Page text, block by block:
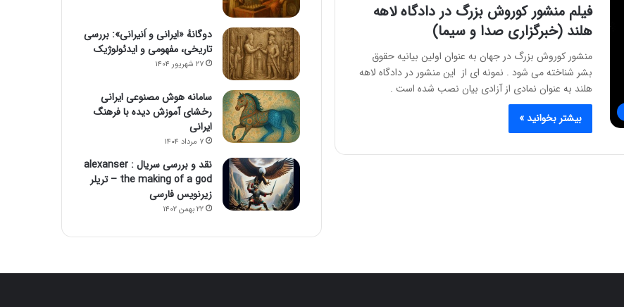
فیلم منشور کوروش بزرگ در دادگاه لاهه
هلند (خبرگزاری صدا و سیما)
منشور کوروش بزرگ در جهان به عنوان اولین بیانیه حقوق
بشر شناخته می شود . نمونه ای از این منشور در دادگاه لاهه
هلند به عنوان نمادی از آزادی بیان نصب شده است .
بیشتر بخوانید »
دوگانهٔ «ایرانی و اَنیرانی»: بررسی
تاریخی، مفهومی و ایدئولوژیک
۲۷ شهریور ۱۴۰۴
سامانه هوش مصنوعی ایرانی
رخشای آموزش دیده با فرهنگ
ایرانی
۷ مرداد ۱۴۰۴
نقد و بررسی سریال alexanser :
the making of a god – تریلر
زیرنویس فارسی
۲۲ بهمن ۱۴۰۲